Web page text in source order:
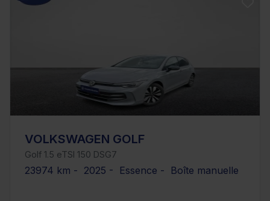
VOLKSWAGEN GOLF
Golf 1.5 eTSI 150 DSG7
23974 km - 2025 - Essence - Boîte manuelle